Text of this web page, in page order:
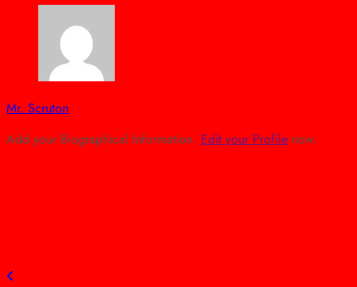
Mr. Scruton
Add your Biographical Information. Edit your Profile now.